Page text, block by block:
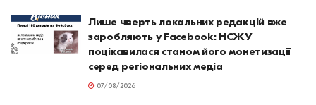
Лише чверть локальних редакцій вже
заробляють у Facebook: НСЖУ
поцікавилася станом його монетизації
серед регіональних медіа
07/08/2026